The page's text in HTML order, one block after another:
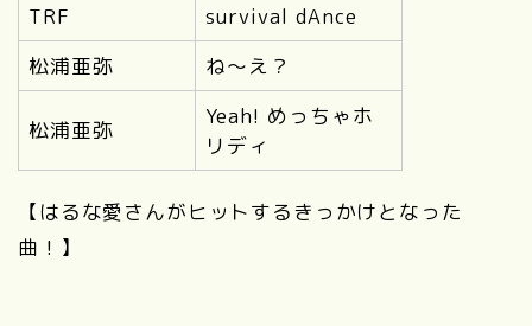
TRF
survival dAnce
松浦亜弥
ね〜え？
松浦亜弥
Yeah! めっちゃホ
リディ
【はるな愛さんがヒットするきっかけとなった
曲！】